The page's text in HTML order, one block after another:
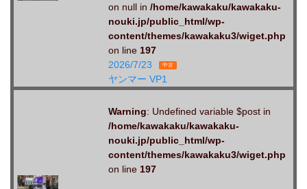
on null in /home/kawakaku/kawakaku-
nouki.jp/public_html/wp-
content/themes/kawakaku3/wiget.php
on line 197
2026/7/23
中古
ヤンマー VP1
Warning: Undefined variable $post in
/home/kawakaku/kawakaku-
nouki.jp/public_html/wp-
content/themes/kawakaku3/wiget.php
on line 197